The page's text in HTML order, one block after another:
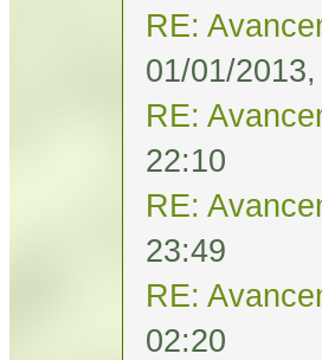
RE:
01/01/
RE:
22:10
RE:
23:49
RE:
02:20